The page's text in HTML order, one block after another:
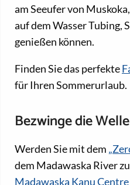
am Seeufer von
auf dem Wasser Tubing,
genießen können.
Finden Sie das perfekte
für Ihren Sommerurlaub.
Bezwinge die
Werden Sie mit dem
dem Madawaska River
Madawaska Kanu Centre